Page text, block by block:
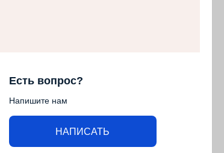
Есть вопрос?
Напишите нам
НАПИСАТЬ